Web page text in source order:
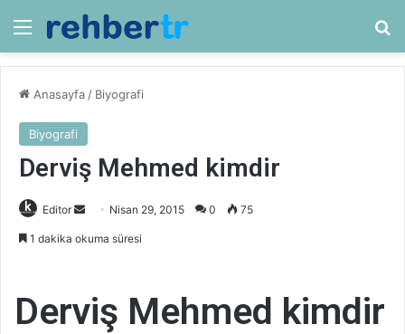
Menü
Anasayfa / Biyografi
Biyografi
Derviş Mehmed kimdir
Editor
Bir
Nisan 29, 2015 0 75
1 dakika okuma süresi
Derviş Mehmed kimdir